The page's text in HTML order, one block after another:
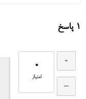
1 پاسخ
0
امتیاز